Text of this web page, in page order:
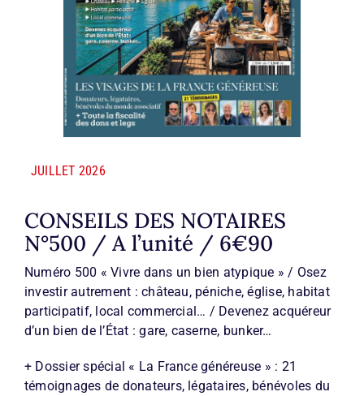
JUILLET 2026
CONSEILS DES NOTAIRES
N°500 / A l’unité / 6€90
Numéro 500 « Vivre dans un bien atypique » / Osez
investir autrement : château, péniche, église, habitat
participatif, local commercial… / Devenez acquéreur
d’un bien de l’État : gare, caserne, bunker…
+ Dossier spécial « La France généreuse » : 21
témoignages de donateurs, légataires, bénévoles du